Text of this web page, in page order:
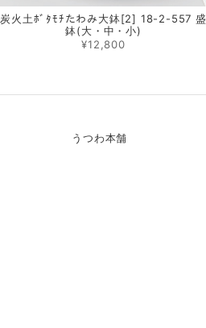
炭火土ﾎﾞﾀﾓﾁたわみ大鉢[2] 18-2-557 盛
鉢(大・中・小)
¥12,800
うつわ本舗